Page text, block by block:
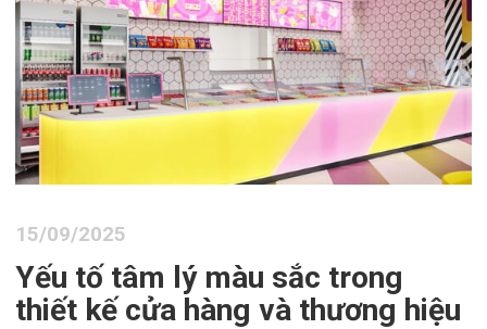
15/09/2025
Yếu tố tâm lý màu sắc trong
thiết kế cửa hàng và thương hiệu